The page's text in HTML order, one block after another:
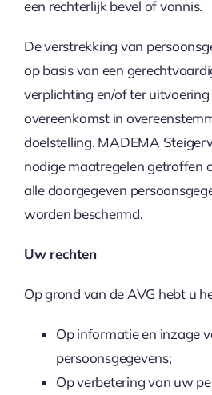
een rechterlijk bevel of vonnis.
De verstrekking van
op basis van een
verplichting en/of ter uitvoering
overeenkomst in
doelstelling. MADEMA
nodige maatregelen getroffen
alle doorgegeven
worden beschermd.
Uw rechten
Op grond van de AVG hebt u
Op informatie en inzage
persoonsgegevens;
Op verbetering van uw